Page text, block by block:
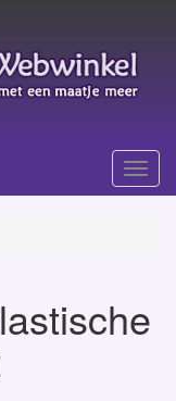
Menu